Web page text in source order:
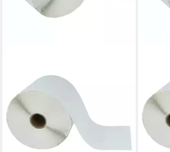
Zebra TLP2642, TLP3742,
TLP2844-Z, TLP3642,
TLP2844, Wetterfest
57,99 €
lieferbar - in 3-4 Werktagen bei dir